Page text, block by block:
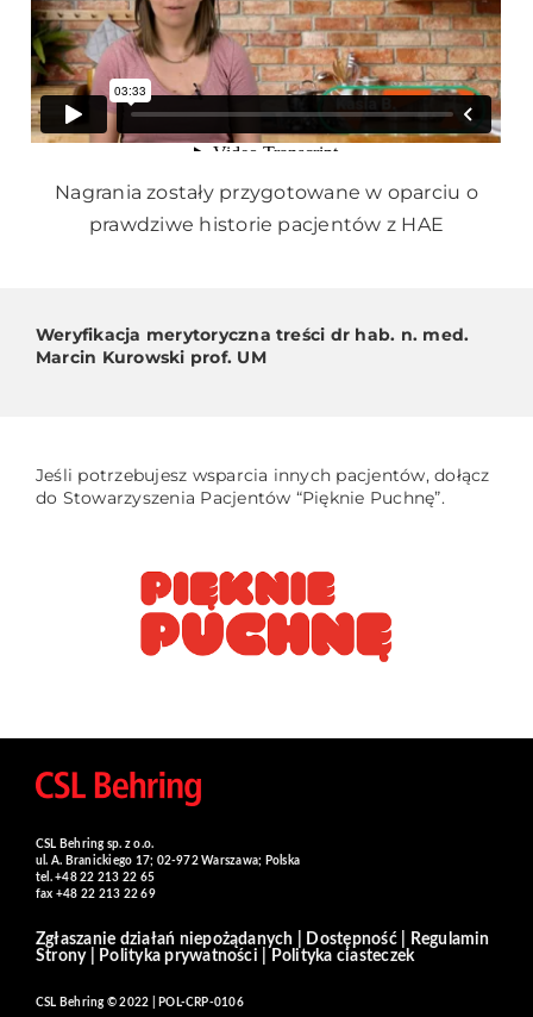
Nagrania zostały przygotowane w oparciu o
prawdziwe historie pacjentów z HAE
Weryfikacja merytoryczna treści dr hab. n. med.
Marcin Kurowski prof. UM
Jeśli potrzebujesz wsparcia innych pacjentów, dołącz
do Stowarzyszenia Pacjentów “Pięknie Puchnę”.
CSL Behring sp. z o.o.
ul. A. Branickiego 17; 02-972 Warszawa; Polska
tel. +48 22 213 22 65
fax +48 22 213 22 69
Zgłaszanie działań niepożądanych Dostępność|
Regulamin
Strony| Polityka prywatności Polityka ciasteczek
CSL Behring © 2022 | POL-CRP-0106